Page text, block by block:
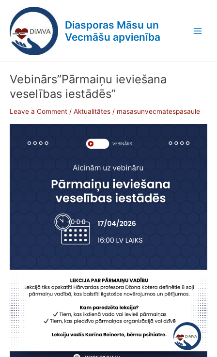
content
Diasporas Māsu un
Vecmāšu apvienība
Vebinārs”Pārmaiņu ieviešana
veselības iestādēs”
Leave a Comment / Aktualitātes / masasunvecmatespasaule
Vebinārs”Pārmaiņu
ieviešana
veselības
iestādēs”
pagination